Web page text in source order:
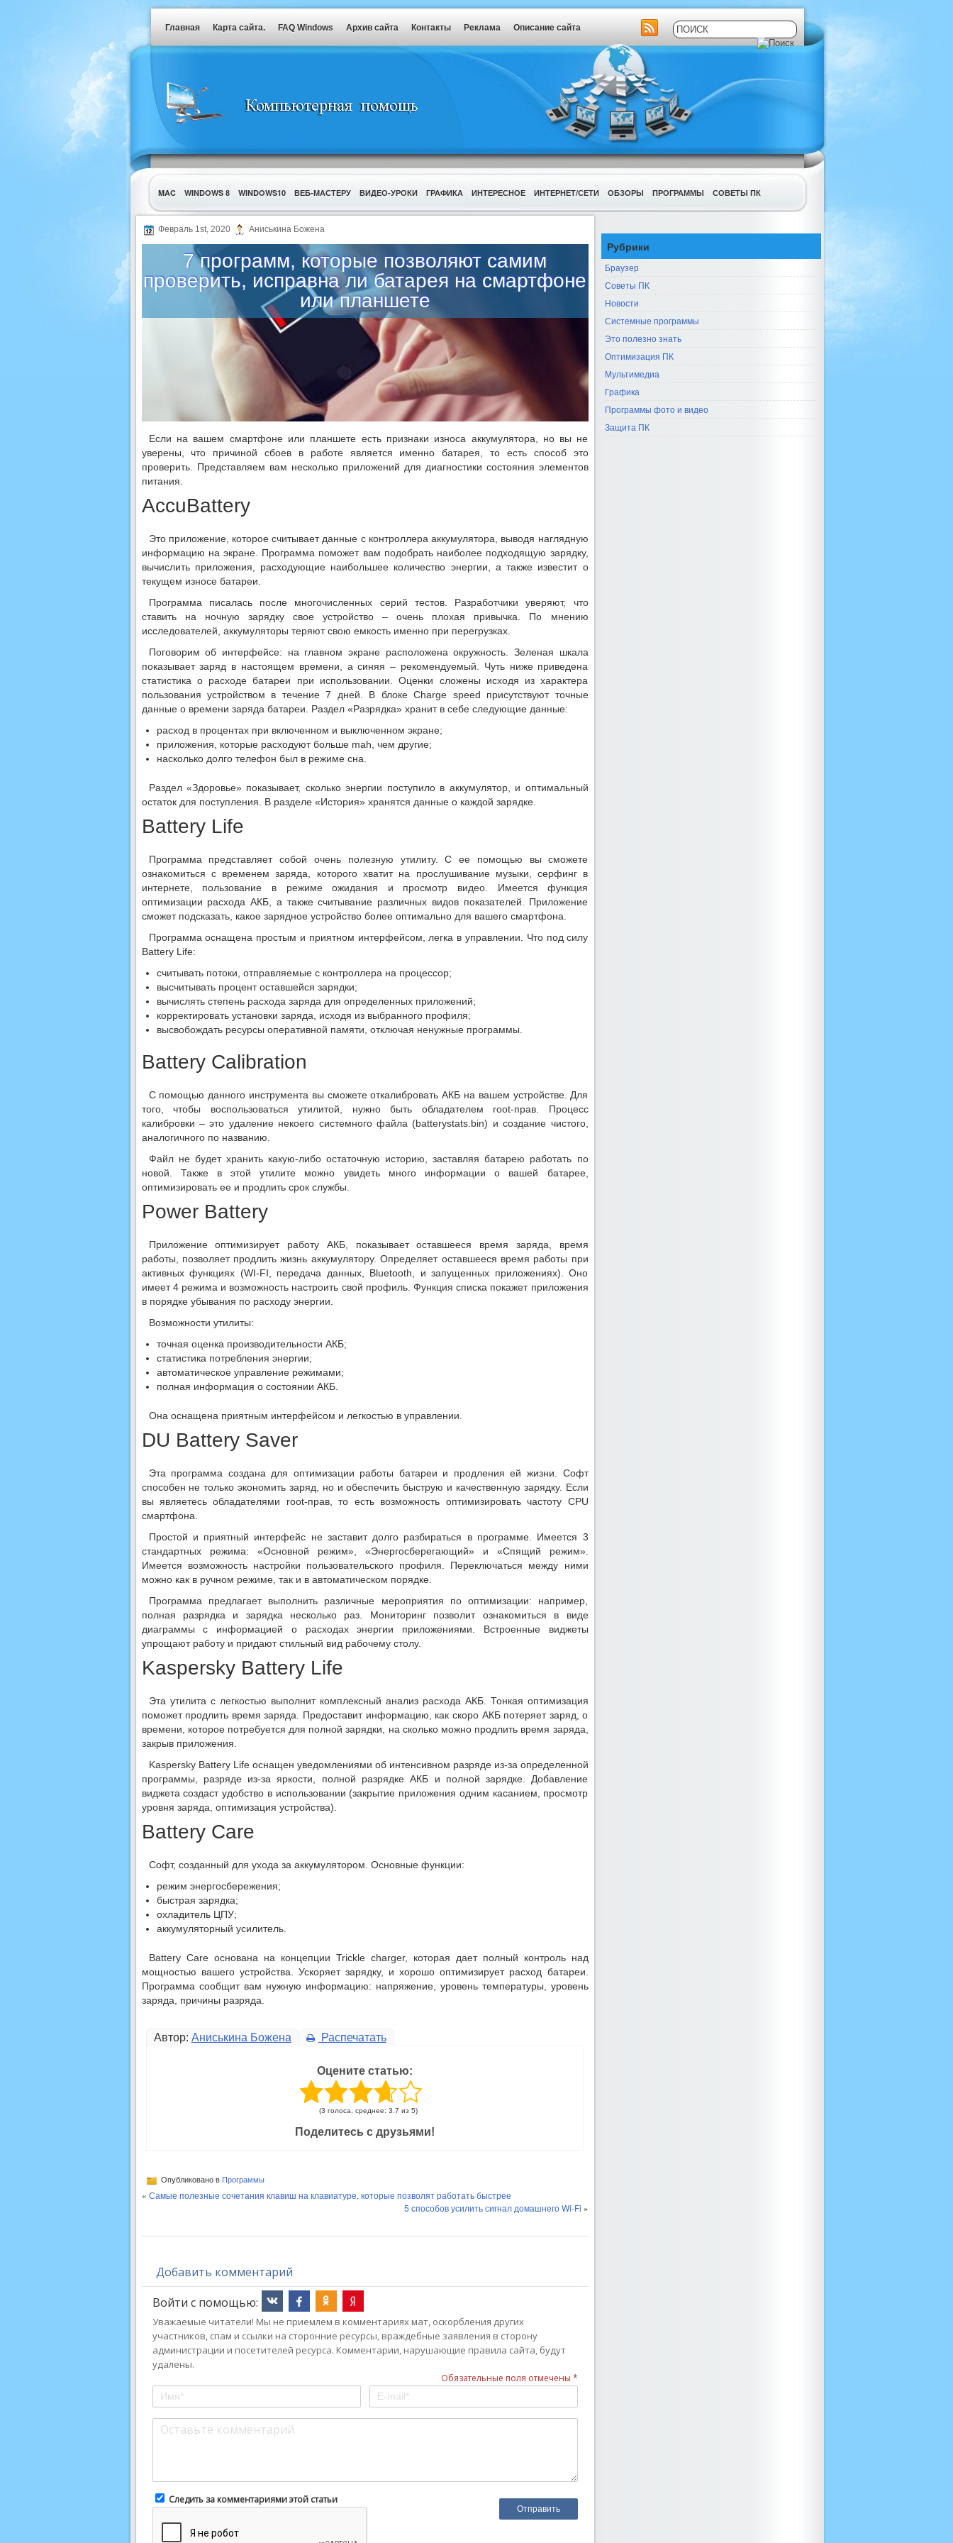
Главная Карта сайта. FAQ Windows Архив сайта Контакты Реклама Описание сайта
MAC WINDOWS 8 WINDOWS10 ВЕБ-МАСТЕРУ ВИДЕО-УРОКИ ГРАФИКА ИНТЕРЕСНОЕ ИНТЕРНЕТ/СЕТИ ОБЗОРЫ ПРОГРАММЫ СОВЕТЫ ПК
УТИЛИТЫ
Февраль 1st, 2020 Аниськина Божена
7 программ, которые позволяют самим
проверить, исправна ли батарея на смартфоне
или планшете
Если на вашем смартфоне или планшете есть признаки износа аккумулятора, но вы не
уверены, что причиной сбоев в работе является именно батарея, то есть способ это
проверить. Представляем вам несколько приложений для диагностики состояния элементов
питания.
AccuBattery
Это приложение, которое считывает данные с контроллера аккумулятора, выводя наглядную
информацию на экране. Программа поможет вам подобрать наиболее подходящую зарядку,
вычислить приложения, расходующие наибольшее количество энергии, а также известит о
текущем износе батареи.
Программа писалась после многочисленных серий тестов. Разработчики уверяют, что
ставить на ночную зарядку свое устройство – очень плохая привычка. По мнению
исследователей, аккумуляторы теряют свою емкость именно при перегрузках.
Поговорим об интерфейсе: на главном экране расположена окружность. Зеленая шкала
показывает заряд в настоящем времени, а синяя – рекомендуемый. Чуть ниже приведена
статистика о расходе батареи при использовании. Оценки сложены исходя из характера
пользования устройством в течение 7 дней. В блоке Charge speed присутствуют точные
данные о времени заряда батареи. Раздел «Разрядка» хранит в себе следующие данные:
расход в процентах при включенном и выключенном экране;
приложения, которые расходуют больше mah, чем другие;
насколько долго телефон был в режиме сна.
Раздел «Здоровье» показывает, сколько энергии поступило в аккумулятор, и оптимальный
остаток для поступления. В разделе «История» хранятся данные о каждой зарядке.
Battery Life
Программа представляет собой очень полезную утилиту. С ее помощью вы сможете
ознакомиться с временем заряда, которого хватит на прослушивание музыки, серфинг в
интернете, пользование в режиме ожидания и просмотр видео. Имеется функция
оптимизации расхода АКБ, а также считывание различных видов показателей. Приложение
сможет подсказать, какое зарядное устройство более оптимально для вашего смартфона.
Программа оснащена простым и приятном интерфейсом, легка в управлении. Что под силу
Battery Life:
считывать потоки, отправляемые с контроллера на процессор;
высчитывать процент оставшейся зарядки;
вычислять степень расхода заряда для определенных приложений;
корректировать установки заряда, исходя из выбранного профиля;
высвобождать ресурсы оперативной памяти, отключая ненужные программы.
Battery Calibration
С помощью данного инструмента вы сможете откалибровать АКБ на вашем устройстве. Для
того, чтобы воспользоваться утилитой, нужно быть обладателем root-прав. Процесс
калибровки – это удаление некоего системного файла (batterystats.bin) и создание чистого,
аналогичного по названию.
Файл не будет хранить какую-либо остаточную историю, заставляя батарею работать по
новой. Также в этой утилите можно увидеть много информации о вашей батарее,
оптимизировать ее и продлить срок службы.
Power Battery
Приложение оптимизирует работу АКБ, показывает оставшееся время заряда, время
работы, позволяет продлить жизнь аккумулятору. Определяет оставшееся время работы при
активных функциях (WI-FI, передача данных, Bluetooth, и запущенных приложениях). Оно
имеет 4 режима и возможность настроить свой профиль. Функция списка покажет приложения
в порядке убывания по расходу энергии.
Возможности утилиты:
точная оценка производительности АКБ;
статистика потребления энергии;
автоматическое управление режимами;
полная информация о состоянии АКБ.
Она оснащена приятным интерфейсом и легкостью в управлении.
DU Battery Saver
Эта программа создана для оптимизации работы батареи и продления ей жизни. Софт
способен не только экономить заряд, но и обеспечить быструю и качественную зарядку. Если
вы являетесь обладателями root-прав, то есть возможность оптимизировать частоту CPU
смартфона.
Простой и приятный интерфейс не заставит долго разбираться в программе. Имеется 3
стандартных режима: «Основной режим», «Энергосберегающий» и «Спящий режим».
Имеется возможность настройки пользовательского профиля. Переключаться между ними
можно как в ручном режиме, так и в автоматическом порядке.
Программа предлагает выполнить различные мероприятия по оптимизации: например,
полная разрядка и зарядка несколько раз. Мониторинг позволит ознакомиться в виде
диаграммы с информацией о расходах энергии приложениями. Встроенные виджеты
упрощают работу и придают стильный вид рабочему столу.
Kaspersky Battery Life
Эта утилита с легкостью выполнит комплексный анализ расхода АКБ. Тонкая оптимизация
поможет продлить время заряда. Предоставит информацию, как скоро АКБ потеряет заряд, о
времени, которое потребуется для полной зарядки, на сколько можно продлить время заряда,
закрыв приложения.
Kaspersky Battery Life оснащен уведомлениями об интенсивном разряде из-за определенной
программы, разряде из-за яркости, полной разрядке АКБ и полной зарядке. Добавление
виджета создаст удобство в использовании (закрытие приложения одним касанием, просмотр
уровня заряда, оптимизация устройства).
Battery Care
Софт, созданный для ухода за аккумулятором. Основные функции:
режим энергосбережения;
быстрая зарядка;
охладитель ЦПУ;
аккумуляторный усилитель.
Battery Care основана на концепции Trickle charger, которая дает полный контроль над
мощностью вашего устройства. Ускоряет зарядку, и хорошо оптимизирует расход батареи.
Программа сообщит вам нужную информацию: напряжение, уровень температуры, уровень
заряда, причины разряда.
Автор: Аниськина Божена Распечатать
Оцените статью:
(3 голоса, среднее: 3.7 из 5)
Поделитесь с друзьями!
Опубликовано в Программы
« Самые полезные сочетания клавиш на клавиатуре, которые позволят работать быстрее
5 способов усилить сигнал домашнего Wi-Fi »
Добавить комментарий
Войти с помощью:
Уважаемые читатели! Мы не приемлем в комментариях мат, оскорбления других
участников, спам и ссылки на сторонние ресурсы, враждебные заявления в сторону
администрации и посетителей ресурса. Комментарии, нарушающие правила сайта, будут
удалены.
Обязательные поля отмечены *
Следить за комментариями этой статьи
Рубрики
Браузер
Советы ПК
Новости
Системные программы
Это полезно знать
Оптимизация ПК
Мультимедиа
Графика
Программы фото и видео
Защита ПК